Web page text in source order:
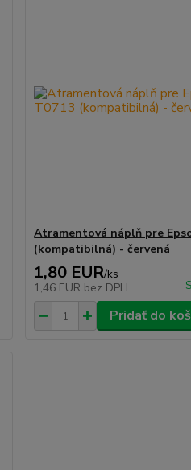
Atramentová náplň pre
(kompatibilná) - červená
1,80 EUR/ks
1,46 EUR bez DPH
Pridať do